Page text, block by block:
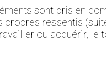
sont pris en
ressentis
ou acquérir, le